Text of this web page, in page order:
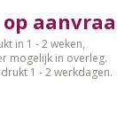
op
in 1 - 2 weken,
in overleg.
1 - 2 werkdagen.